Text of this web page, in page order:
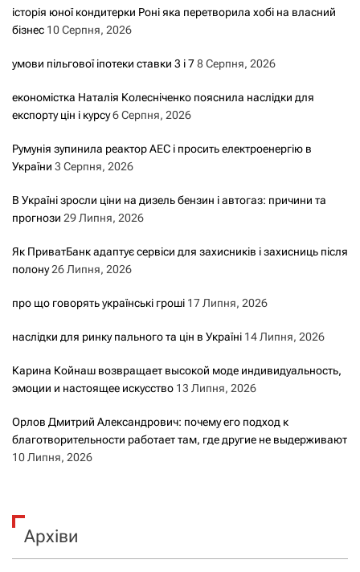
історія юної кондитерки Роні яка перетворила хобі на власний
бізнес 10 Серпня, 2026
умови пільгової іпотеки ставки 3 і 78 Серпня, 2026
економістка Наталія Колесніченко пояснила наслідки для
експорту цін і курсу6 Серпня, 2026
Румунія зупинила реактор АЕС і просить електроенергію в
України 3 Серпня, 2026
В Україні зросли ціни на дизель бензин і автогаз: причини та
прогнози 29 Липня, 2026
Як ПриватБанк адаптує сервіси для захисників і захисниць після
полону26 Липня, 2026
про що говорять українські гроші 17 Липня, 2026
наслідки для ринку пального та цін в Україні 14 Липня, 2026
Карина Койнаш возвращает высокой моде индивидуальность,
эмоции и настоящее искусство 13 Липня, 2026
Орлов Дмитрий Александрович: почему его подход к
благотворительности работает там, где другие не выдерживают
10 Липня, 2026
Архіви